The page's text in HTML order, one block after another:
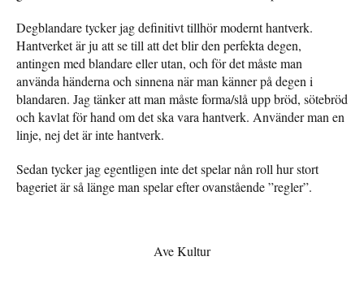
Degblandare tycker jag definitivt tillhör modernt hantverk.
Hantverket är ju att se till att det blir den perfekta degen,
antingen med blandare eller utan, och för det måste man
använda händerna och sinnena när man känner på degen i
blandaren. Jag tänker att man måste forma/slå upp bröd, sötebröd
och kavlat för hand om det ska vara hantverk. Använder man en
linje, nej det är inte hantverk.
Sedan tycker jag egentligen inte det spelar nån roll hur stort
bageriet är så länge man spelar efter ovanstående ”regler”.
Ave Kultur